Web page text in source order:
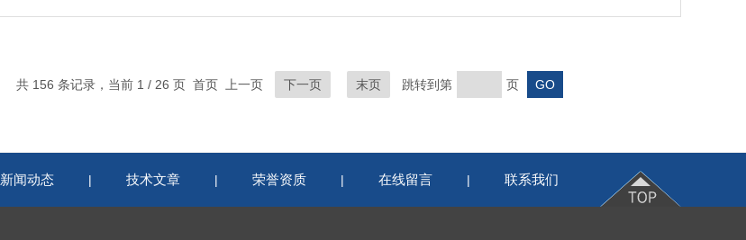
共 156 条记录，当前 1 / 26 页 首页 上一页 下一页 末页 跳转到第 页
新闻动态 | 技术文章 | 荣誉资质 | 在线留言 | 联系我们